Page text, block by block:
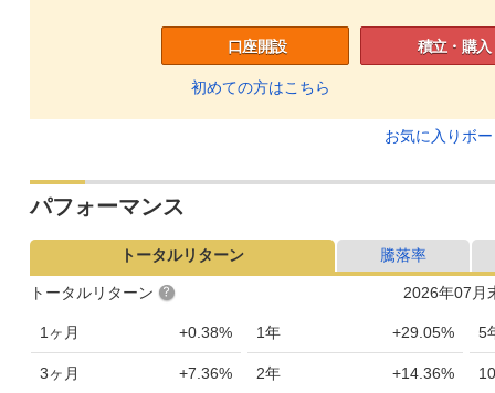
口座開設
初めての方はこちら
積立・購入
お気に入りボ
パフォーマンス
トータルリターン 騰落率
2026年07月
トータルリターン
1ヶ月 +0.38%
3ヶ月 +7.36%
1年 +29.05%
2年 +14.36%
5